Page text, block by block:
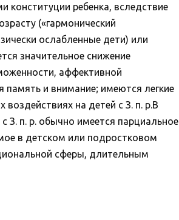
конституции ребенка, вследствие
(«гармонический
ослабленные дети) или
значительное снижение
аффективной
память и внимание; имеются легкие
на детей с З. п. р.В
З. п. р. обычно имеется парциальное
в детском или подростковом
сферы, длительным